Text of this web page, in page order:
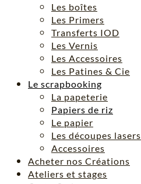
Les boîtes
Les Primers
Transferts IOD
Les Vernis
Les Accessoires
Les Patines & Cie
Le scrapbooking
La papeterie
Papiers de riz
Le papier
Les découpes lasers
Accessoires
Acheter nos Créations
Ateliers et stages